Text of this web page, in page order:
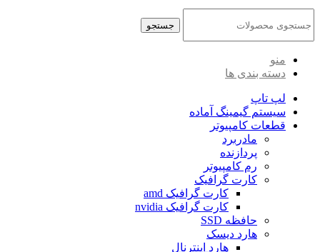
جستجو
منو
دسته بندی ها
لپ تاپ
سیستم گیمینگ آماده
قطعات کامپیوتر
مادربرد
پردازنده
رم کامپیوتر
کارت گرافیک
کارت گرافیک amd
کارت گرافیک nvidia
حافظه SSD
هارد دیسک
هارد اینترنال